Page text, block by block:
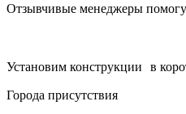
Отзывчивые менеджеры
Установим конструкции в
Города присутствия